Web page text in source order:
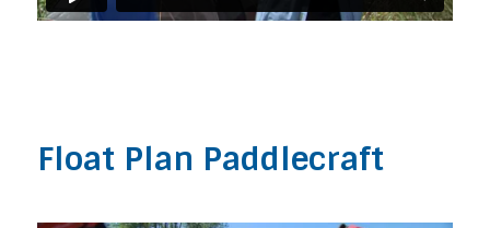
Float Plan Paddlecraft